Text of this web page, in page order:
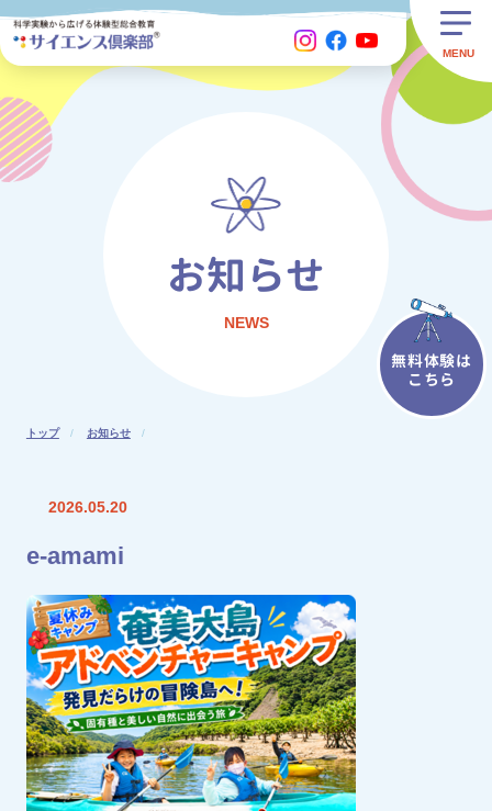
無料体験は
こちら
お知らせ
NEWS
トップ お知らせ
2026.05.20
e-amami